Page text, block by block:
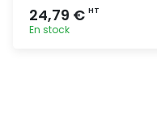
24,79 € HT
En stock